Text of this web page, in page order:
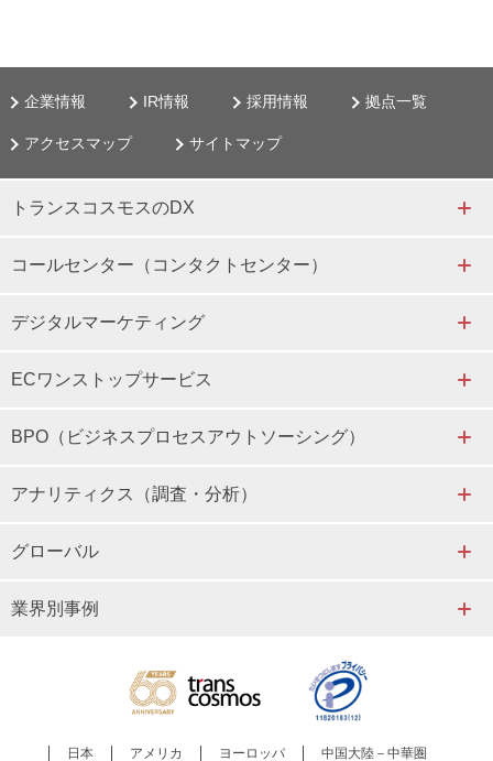
企業情報 IR情報 採用情報 拠点一覧
アクセスマップ サイトマップ
トランスコスモスのDX
コールセンター（コンタクトセンター）
デジタルマーケティング
ECワンストップサービス
BPO（ビジネスプロセスアウトソーシング）
アナリティクス（調査・分析）
グローバル
業界別事例
日本 アメリカ ヨーロッパ 中国大陸－中華圏